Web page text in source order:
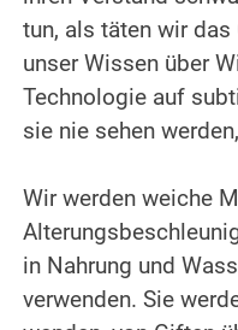
tun, als täten wir
unser Wissen über
Technologie auf
sie nie sehen
Wir werden weiche
in Nahrung und
verwenden. Sie